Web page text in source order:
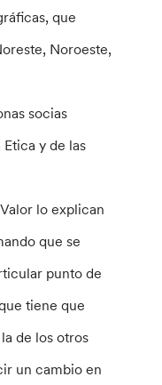
que
Noroeste,
socias
y de las
lo explican
que se
punto de
tiene que
de los otros
un cambio en